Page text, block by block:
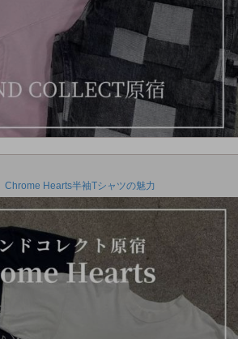
Chrome Hearts半袖Tシャツの魅力